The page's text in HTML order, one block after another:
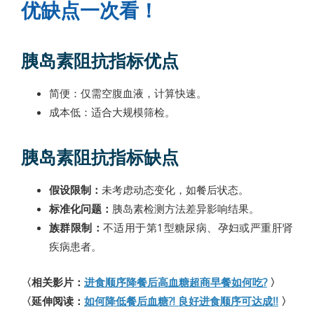
优缺点一次看！
胰岛素阻抗指标优点
简便：仅需空腹血液，计算快速。
成本低：适合大规模筛检。
胰岛素阻抗指标缺点
假设限制： 未考虑动态变化，如餐后状态。
标准化问题： 胰岛素检测方法差异影响结果。
族群限制：不适用于第1型糖尿病、孕妇或严重肝肾
疾病患者。
〈相关影片： 进食顺序降餐后高血糖超商早餐如何吃?〉
〈延伸阅读： 如何降低餐后血糖?! 良好进食顺序可达成!! 〉